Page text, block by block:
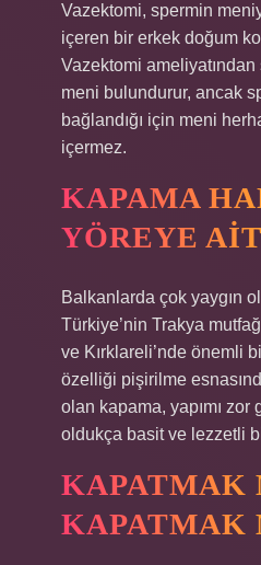
Vazektomi, spermin
içeren bir erkek doğum
Vazektomi
meni bulundurur, ancak
bağlandığı için meni
içermez.
KAPAMA
YÖREYE
Balkanlarda çok yaygın
Türkiye’nin Trakya
ve Kırklareli’nde önemli
özelliği pişirilme
olan kapama, yapımı zor
oldukça basit ve lezzetli
KAPATMAK
KAPATMAK